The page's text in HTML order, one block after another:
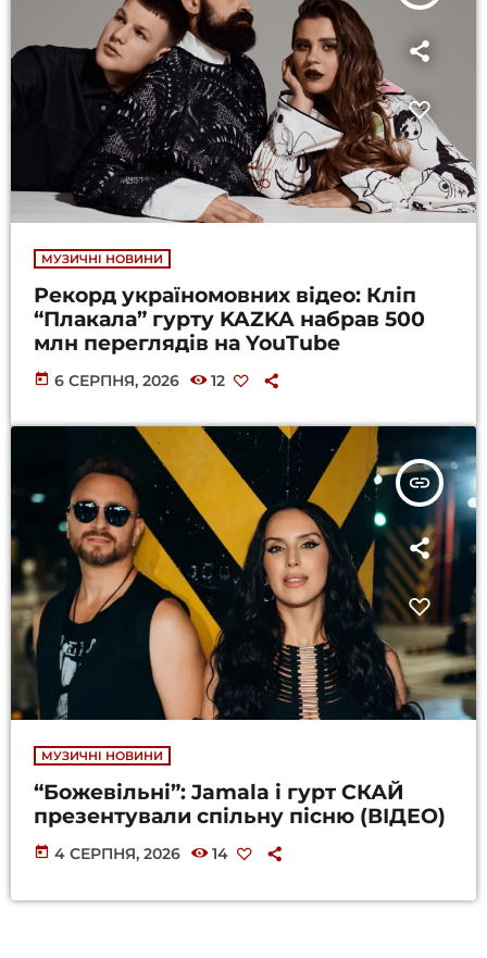
МУЗИЧНІ НОВИНИ
Рекорд україномовних відео: Кліп
“Плакала” гурту KAZKA набрав 500
млн переглядів на YouTube
today 6 СЕРПНЯ, 2026 12
insert_link
МУЗИЧНІ НОВИНИ
“Божевільні”: Jamala і гурт СКАЙ
презентували спільну пісню (ВІДЕО)
today 4 СЕРПНЯ, 2026 14